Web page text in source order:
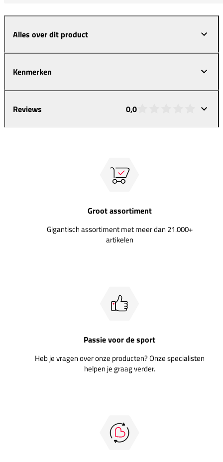
Alles over dit product
Kenmerken
Reviews 0,0
Groot assortiment
Gigantisch assortiment met meer dan 21.000+
artikelen
Passie voor de sport
Heb je vragen over onze producten? Onze specialisten
helpen je graag verder.